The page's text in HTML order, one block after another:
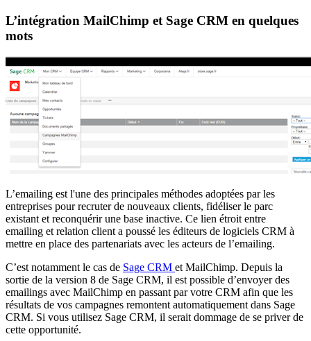
L’intégration MailChimp et Sage CRM en quelques
mots
L’emailing est l'une des principales méthodes adoptées par les
entreprises pour recruter de nouveaux clients, fidéliser le parc
existant et reconquérir une base inactive. Ce lien étroit entre
emailing et relation client a poussé les éditeurs de logiciels CRM à
mettre en place des partenariats avec les acteurs de l’emailing.
C’est notamment le cas de Sage CRM et MailChimp. Depuis la
sortie de la version 8 de Sage CRM, il est possible d’envoyer des
emailings avec MailChimp en passant par votre CRM afin que les
résultats de vos campagnes remontent automatiquement dans Sage
CRM. Si vous utilisez Sage CRM, il serait dommage de se priver de
cette opportunité.